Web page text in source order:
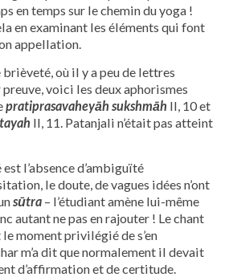
en temps sur le chemin du yoga !
en examinant les éléments qui font
appellation.
où il y a peu de lettres
preuve, voici les deux aphorismes
pratiprasavaheyāh sukshmāh II, 10 et
II, 11. Patanjali n’était pas atteint
l’absence d’ambiguïté
le doute, de vagues idées n’ont
sūtra – l’étudiant amène lui-même
autant ne pas en rajouter ! Le chant
moment privilégié de s’en
m’a dit que normalement il devait
d’affirmation et de certitude.